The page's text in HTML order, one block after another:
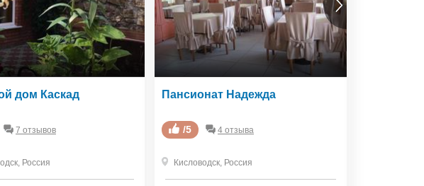
дом Каскад
7 отзывов
, Россия
Пансионат Надежда
/5 4 отзыва
Кисловодск, Россия